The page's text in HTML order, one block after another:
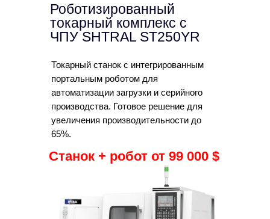
Роботизированный
токарный комплекс с
ЧПУ SHTRAL ST250YR
Токарный станок с интегрированным
портальным роботом для
автоматизации загрузки и серийного
производства. Готовое решение для
увеличения производительности до
65%.
Станок + робот от 99 000 $